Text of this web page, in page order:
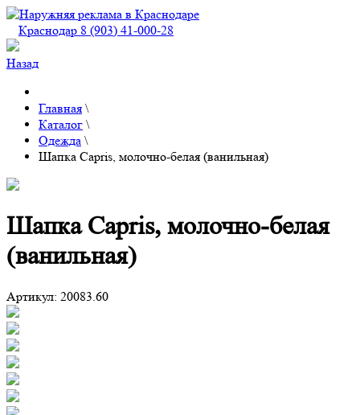
Краснодар 8 (903) 41-000-28
Назад
Главная \
Каталог \
Одежда \
Шапка Capris, молочно-белая (ванильная)
Шапка Capris, молочно-белая
(ванильная)
Артикул: 20083.60